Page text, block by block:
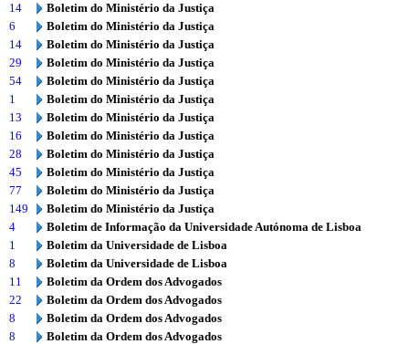
14
Boletim do Ministério da Justiça
6
Boletim do Ministério da Justiça
14
Boletim do Ministério da Justiça
29
Boletim do Ministério da Justiça
54
Boletim do Ministério da Justiça
1
Boletim do Ministério da Justiça
13
Boletim do Ministério da Justiça
16
Boletim do Ministério da Justiça
28
Boletim do Ministério da Justiça
45
Boletim do Ministério da Justiça
77
Boletim do Ministério da Justiça
149
Boletim do Ministério da Justiça
4
Boletim de Informação da Universidade Autónoma de Lisboa
1
Boletim da Universidade de Lisboa
8
Boletim da Universidade de Lisboa
11
Boletim da Ordem dos Advogados
22
Boletim da Ordem dos Advogados
8
Boletim da Ordem dos Advogados
8
Boletim da Ordem dos Advogados